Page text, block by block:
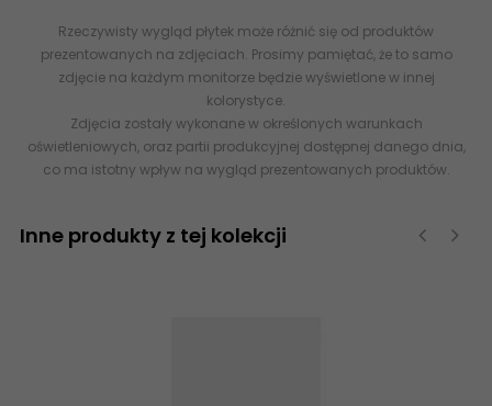
Rzeczywisty wygląd płytek może różnić się od produktów
prezentowanych na zdjęciach. Prosimy pamiętać, że to samo
zdjęcie na każdym monitorze będzie wyświetlone w innej
kolorystyce.
Zdjęcia zostały wykonane w określonych warunkach
oświetleniowych, oraz partii produkcyjnej dostępnej danego dnia,
co ma istotny wpływ na wygląd prezentowanych produktów.
Inne produkty z tej kolekcji